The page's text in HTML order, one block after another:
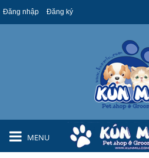
Đăng nhập Đăng ký
MENU